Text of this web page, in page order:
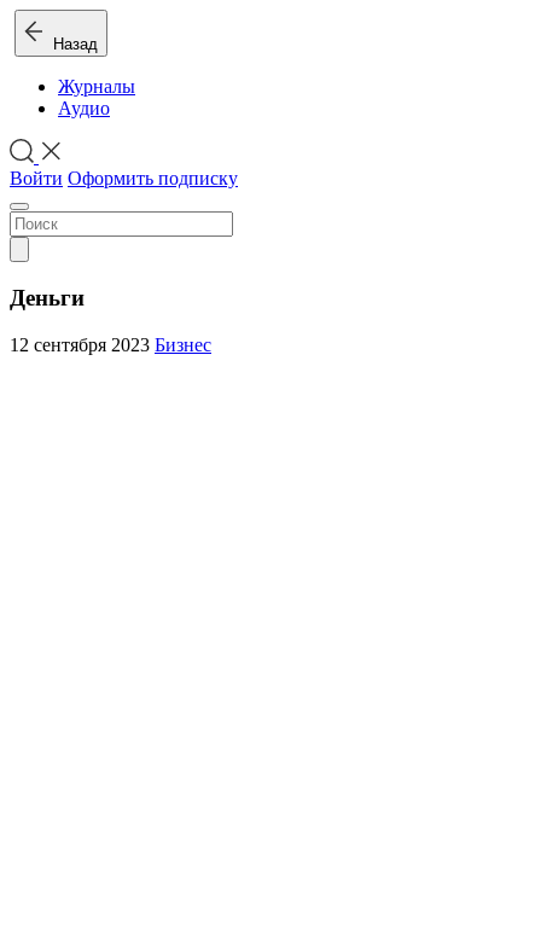
Назад
Журналы
Аудио
Войти Оформить подписку
Деньги
12 сентября 2023 Бизнес